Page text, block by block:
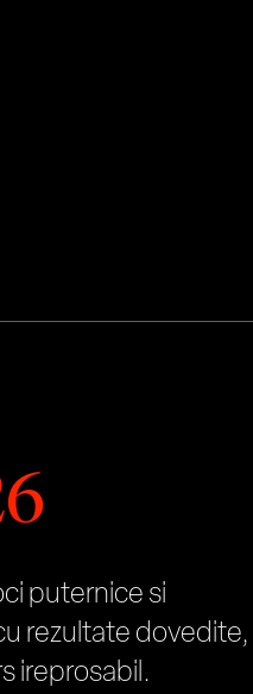
puternice si
rezultate
ireprosabil.